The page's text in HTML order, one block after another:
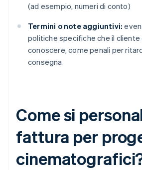
(ad esempio, numeri di conto)
Termini o note aggiuntivi:
politiche specifiche che il
conoscere, come penali per
consegna
Come si
fattura per